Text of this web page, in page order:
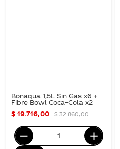
Bonaqua 1,5L Sin Gas x6 +
Fibre Bowl Coca–Cola x2
$ 19.716,00 $ 32.860,00